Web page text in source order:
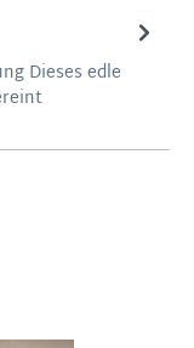
Dieses edle